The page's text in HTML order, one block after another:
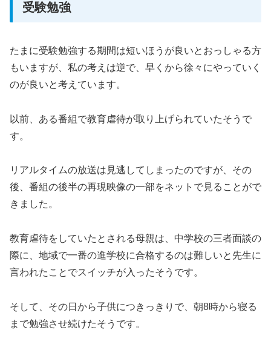
受験勉強
たまに受験勉強する期間は短いほうが良いとおっしゃる方
もいますが、私の考えは逆で、早くから徐々にやっていく
のが良いと考えています。
以前、ある番組で教育虐待が取り上げられていたそうで
す。
リアルタイムの放送は見逃してしまったのですが、その
後、番組の後半の再現映像の一部をネットで見ることがで
きました。
教育虐待をしていたとされる母親は、中学校の三者面談の
際に、地域で一番の進学校に合格するのは難しいと先生に
言われたことでスイッチが入ったそうです。
そして、その日から子供につきっきりで、朝8時から寝る
まで勉強させ続けたそうです。